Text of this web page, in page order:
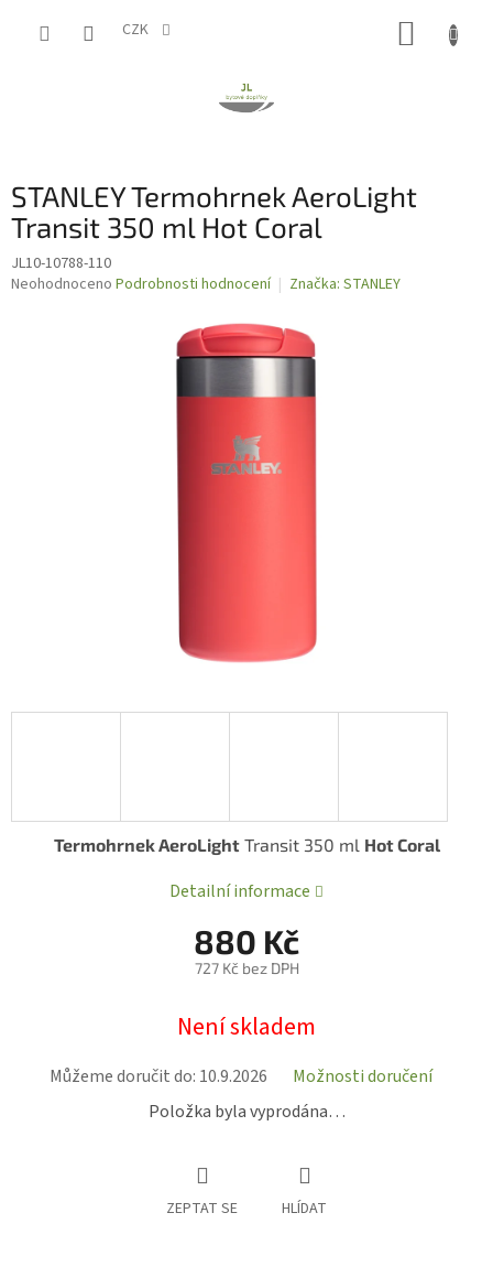
CZK
STANLEY Termohrnek AeroLight
Transit 350 ml Hot Coral
JL10-10788-110
Průměrné
Neohodnoceno Podrobnosti hodnocení Značka: STANLEY
880 Kč
727 Kč bez DPH
cena:
Není skladem
Můžeme doručit do: 10.9.2026
Možnosti doručení
Položka byla vyprodána…
Termohrnek AeroLightTransit 350 ml Hot Coral
Detailní informace
ZEPTAT SE HLÍDAT